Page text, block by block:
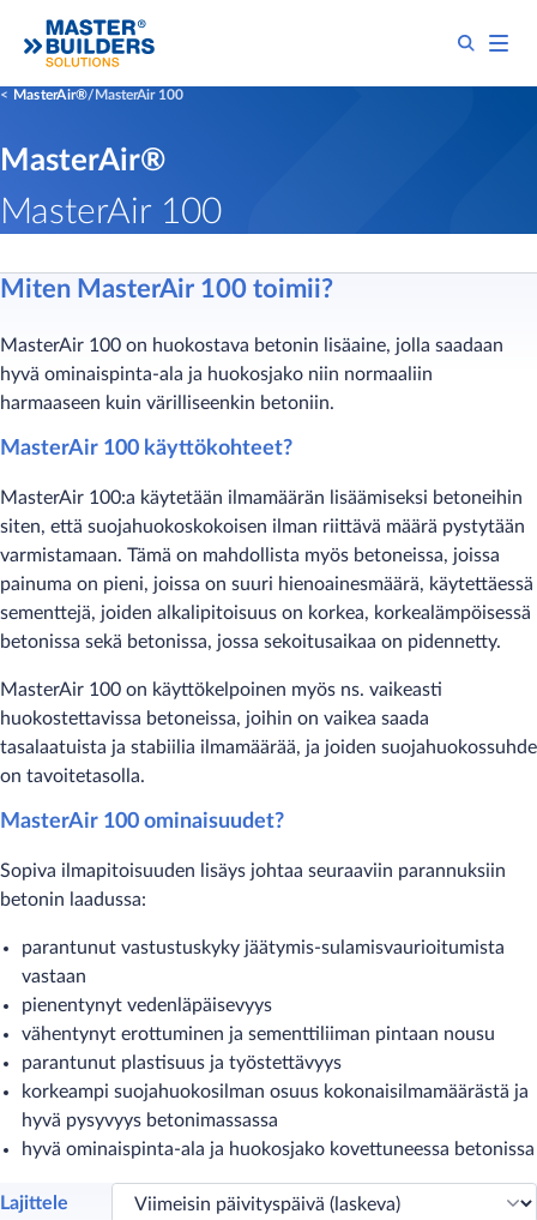
MasterAir® MasterAir 100
MasterAir®
MasterAir 100
Miten MasterAir 100 toimii?
MasterAir 100 on huokostava betonin lisäaine, jolla saadaan
hyvä ominaispinta-ala ja huokosjako niin normaaliin
harmaaseen kuin värilliseenkin betoniin.
MasterAir 100 käyttökohteet?
MasterAir 100:a käytetään ilmamäärän lisäämiseksi betoneihin
siten, että suojahuokoskokoisen ilman riittävä määrä pystytään
varmistamaan. Tämä on mahdollista myös betoneissa, joissa
painuma on pieni, joissa on suuri hienoainesmäärä, käytettäessä
sementtejä, joiden alkalipitoisuus on korkea, korkealämpöisessä
betonissa sekä betonissa, jossa sekoitusaikaa on pidennetty.
MasterAir 100 on käyttökelpoinen myös ns. vaikeasti
huokostettavissa betoneissa, joihin on vaikea saada
tasalaatuista ja stabiilia ilmamäärää, ja joiden suojahuokossuhde
on tavoitetasolla.
MasterAir 100 ominaisuudet?
Sopiva ilmapitoisuuden lisäys johtaa seuraaviin parannuksiin
betonin laadussa:
parantunut vastustuskyky jäätymis-sulamisvaurioitumista
vastaan
pienentynyt vedenläpäisevyys
vähentynyt erottuminen ja sementtiliiman pintaan nousu
parantunut plastisuus ja työstettävyys
korkeampi suojahuokosilman osuus kokonaisilmamäärästä ja
hyvä pysyvyys betonimassassa
hyvä ominaispinta-ala ja huokosjako kovettuneessa betonissa
Lajittele